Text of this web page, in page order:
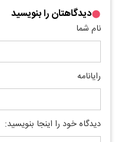
دیدگاهتان را بنویسید
نام شما
رایانامه
دیدگاه خود را اینجا بنویسید: